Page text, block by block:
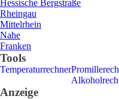
Hessische Bergstraße
Rheingau
Mittelrhein
Nahe
Franken
Tools
Temperaturrechner
Anzeige